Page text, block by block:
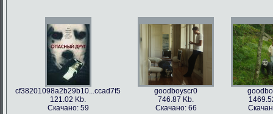
cf38201098a2b29b10...ccad7f5
121.02 Kb.
Скачано: 59
goodboyscr0
746.87 Kb.
Скачано: 66